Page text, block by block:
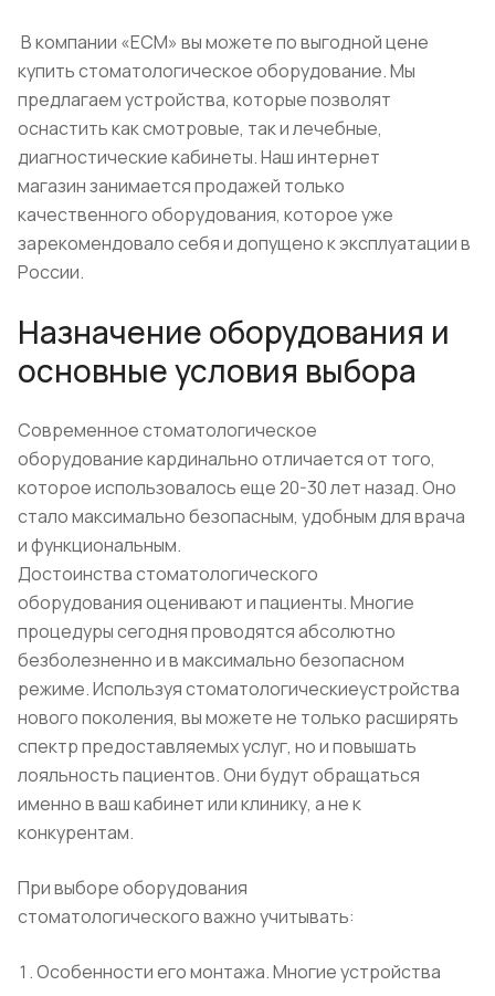
В компании «ЕСМ» вы можете по выгодной цене
купить стоматологическое оборудование. Мы
предлагаем устройства, которые позволят
оснастить как смотровые, так и лечебные,
диагностические кабинеты. Наш интернет
магазин занимается продажей только
качественного оборудования, которое уже
зарекомендовало себя и допущено к эксплуатации в
России.
Назначение оборудования и
основные условия выбора
Современное стоматологическое
оборудование кардинально отличается от того,
которое использовалось еще 20-30 лет назад. Оно
стало максимально безопасным, удобным для врача
и функциональным.
Достоинства стоматологического
оборудования оценивают и пациенты. Многие
процедуры сегодня проводятся абсолютно
безболезненно и в максимально безопасном
режиме. Используя стоматологическиеустройства
нового поколения, вы можете не только расширять
спектр предоставляемых услуг, но и повышать
лояльность пациентов. Они будут обращаться
именно в ваш кабинет или клинику, а не к
конкурентам.
При выборе оборудования
стоматологического важно учитывать:
Особенности его монтажа. Многие устройства